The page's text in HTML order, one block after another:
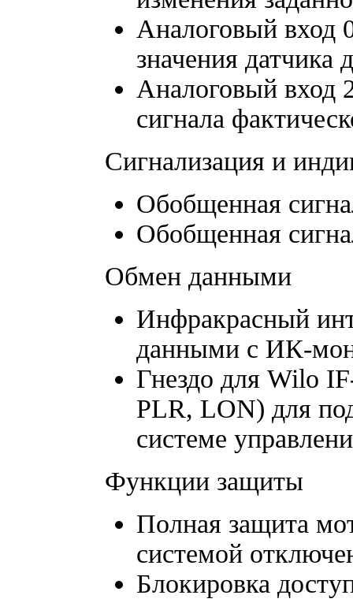
Аналоговый вход
значения датчика
Аналоговый
сигнала
Сигнализация и
Обобщенная
Обобщенная
Обмен данными
Инфракрасный
данными с ИК-
Гнездо для Wilo
PLR, LON) для
системе
Функции защиты
Полная защита
системой
Блокировка